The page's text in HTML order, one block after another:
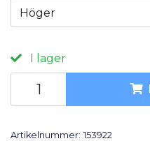
Höger
I lager
Artikelnummer: 153922